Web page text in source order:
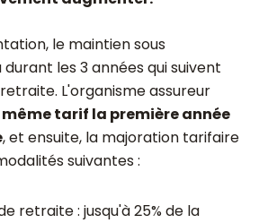
le maintien sous
les 3 années qui suivent
L'organisme assureur
même tarif la première année
, et ensuite, la majoration tarifaire
suivantes :
retraite : jusqu'à 25% de la